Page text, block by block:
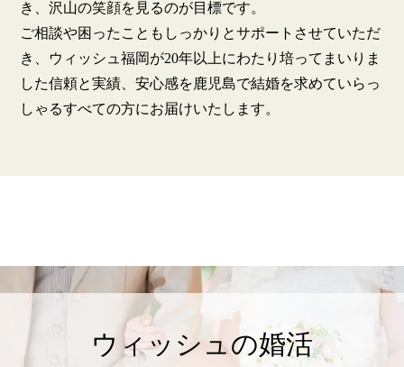
鹿児島店 佐世保店
き、沢山の笑顔を見るのが目標です。
ご相談や困ったこともしっかりとサポートさせていただ
き、ウィッシュ福岡が20年以上にわたり培ってまいりま
した信頼と実績、安心感を鹿児島で結婚を求めていらっ
しゃるすべての方にお届けいたします。
ウィッシュの婚活